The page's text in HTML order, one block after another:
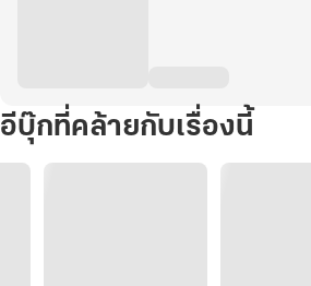
อีบุ๊กที่คล้ายกับเรื่องนี้